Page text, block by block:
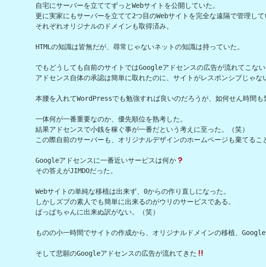
自宅にサーバーを立ててずっとWebサイトを公開していた。
更に実家にもサーバーを立てて2つ目のWebサイトを完全な遠隔で管理して
それぞれオリジナルのドメインも取得済み。
HTMLの知識は皆無だが、尋常じゃないネットの知識は持っていた。
でもどうしても自前のサイトではGoogleアドセンスの広告が流れてこない
アドセンス自体の承認は簡単に取れたのに、サイトがレスポンシブじゃな
本腰を入れてWordPressでも勉強すれば良いのだろうが、如何せん時間も
一体何が一番重要なのか、優先順位を熟考した。
結果アドセンスで小銭を稼ぐ事が一番だという考えに至った。（笑）
この際自前のサーバーも、オリジナルデザインのホームページも棄てるこ
Googleアドセンスに一番近いサービスは何か
その答えがJIMDOだった。
Webサイトの単純な移植は出来ず、0からの作り直しになった。
しかしズブの素人でも簡単に出来るのがウリのサービスである。
ぱっぱちゃんに出来ぬ訳がない。（笑）
ものの小一時間でサイトの作成から、オリジナルドメインの移植、
そして悲願のGoogleアドセンスの広告が流れてきた